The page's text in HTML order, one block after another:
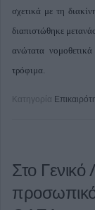
σχετικά με τη
διαπιστώθηκε
ανώτατα
τρόφιμα.
Κατηγορία
Στο Γενικό